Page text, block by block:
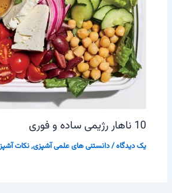
10 ناهار رژیمی ساده و فوری
یک دیدگاه/دانستنی های علمی آشپزی,نکات